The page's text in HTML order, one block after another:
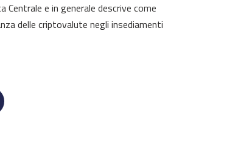
e in generale descrive come
delle criptovalute negli insediamenti